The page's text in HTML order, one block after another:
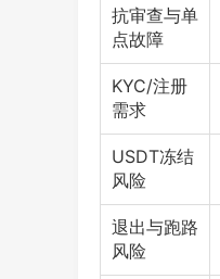
抗审查与单
点故障
KYC/注册
需求
USDT冻结
风险
退出与跑路
风险